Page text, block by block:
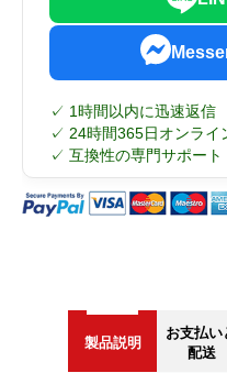
✓ 1時間以内に迅速返信
✓ 24時間365日オンライ
✓ 互換性の専門サポート
製品説明
お支払い
配送